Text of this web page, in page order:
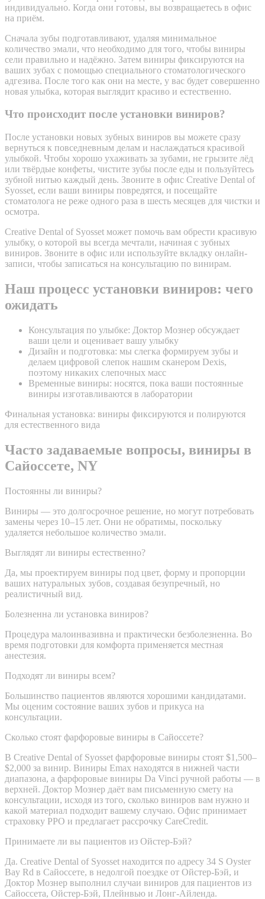
индивидуально. Когда они готовы, вы возвращаетесь в офис
на приём.
Сначала зубы подготавливают, удаляя минимальное
количество эмали, что необходимо для того, чтобы виниры
сели правильно и надёжно. Затем виниры фиксируются на
ваших зубах с помощью специального стоматологического
адгезива. После того как они на месте, у вас будет совершенно
новая улыбка, которая выглядит красиво и естественно.
Что происходит после установки виниров?
После установки новых зубных виниров вы можете сразу
вернуться к повседневным делам и наслаждаться красивой
улыбкой. Чтобы хорошо ухаживать за зубами, не грызите лёд
или твёрдые конфеты, чистите зубы после еды и пользуйтесь
зубной нитью каждый день. Звоните в офис Creative Dental of
Syosset, если ваши виниры повредятся, и посещайте
стоматолога не реже одного раза в шесть месяцев для чистки и
осмотра.
Creative Dental of Syosset может помочь вам обрести красивую
улыбку, о которой вы всегда мечтали, начиная с зубных
виниров. Звоните в офис или используйте вкладку онлайн-
записи, чтобы записаться на консультацию по винирам.
Наш процесс установки виниров: чего
ожидать
Консультация по улыбке: Доктор Мознер обсуждает
ваши цели и оценивает вашу улыбку
Дизайн и подготовка: мы слегка формируем зубы и
делаем цифровой слепок нашим сканером Dexis,
поэтому никаких слепочных масс
Временные виниры: носятся, пока ваши постоянные
виниры изготавливаются в лаборатории
Финальная установка: виниры фиксируются и полируются
для естественного вида
Часто задаваемые вопросы, виниры в
Сайоссете, NY
Постоянны ли виниры?
Виниры — это долгосрочное решение, но могут потребовать
замены через 10–15 лет. Они не обратимы, поскольку
удаляется небольшое количество эмали.
Выглядят ли виниры естественно?
Да, мы проектируем виниры под цвет, форму и пропорции
ваших натуральных зубов, создавая безупречный, но
реалистичный вид.
Болезненна ли установка виниров?
Процедура малоинвазивна и практически безболезненна. Во
время подготовки для комфорта применяется местная
анестезия.
Подходят ли виниры всем?
Большинство пациентов являются хорошими кандидатами.
Мы оценим состояние ваших зубов и прикуса на
консультации.
Сколько стоят фарфоровые виниры в Сайоссете?
В Creative Dental of Syosset фарфоровые виниры стоят $1,500–
$2,000 за винир. Виниры Emax находятся в нижней части
диапазона, а фарфоровые виниры Da Vinci ручной работы — в
верхней. Доктор Мознер даёт вам письменную смету на
консультации, исходя из того, сколько виниров вам нужно и
какой материал подходит вашему случаю. Офис принимает
страховку PPO и предлагает рассрочку CareCredit.
Принимаете ли вы пациентов из Ойстер-Бэй?
Да. Creative Dental of Syosset находится по адресу 34 S Oyster
Bay Rd в Сайоссете, в недолгой поездке от Ойстер-Бэй, и
Доктор Мознер выполнил случаи виниров для пациентов из
Сайоссета, Ойстер-Бэй, Плейнвью и Лонг-Айленда.